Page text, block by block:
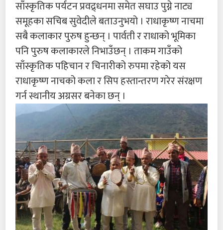
साँस्कृतिक पर्यटन प्रवद्र्धनमा समेत सघाउ पुग्ने नाट्य
समूहका सचिब सुवेदीले बताउनुभयो । राधाकृष्ण नाचमा
सबै कलाकार पुरुष हुन्छन् । पार्वती र राधाको भूमिका
पनि पुरुष कलाकारले निभाउँछन् । ताकम गाउँको
साँस्कृतिक पहिचान र चिनारीको रुपमा रहेको यस
राधाकृष्ण नाचको कला र सिप हस्तान्तरण गरेर संरक्षण
गर्न स्थानीय अग्रसर बनेका छन् ।